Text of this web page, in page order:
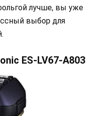
лучше, вы уже
выбор для
ES-LV67-A803